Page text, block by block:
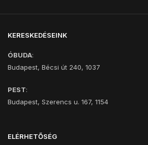
KERESKEDÉSEINK
ÓBUDA:
Budapest, Bécsi út 240, 1037
PEST:
Budapest, Szerencs u. 167, 1154
ELÉRHETŐSÉG